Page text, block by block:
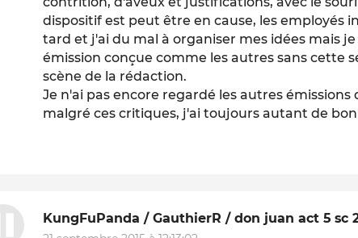
dispositif est peut être en cause, les employés
tard et j'ai du mal à organiser mes idées mais
émission conçue comme les autres sans cette
scène de la rédaction.
Je n'ai pas encore regardé les autres émissions
malgré ces critiques, j'ai toujours autant de
KungFuPanda / GauthierR / don juan act 5 sc